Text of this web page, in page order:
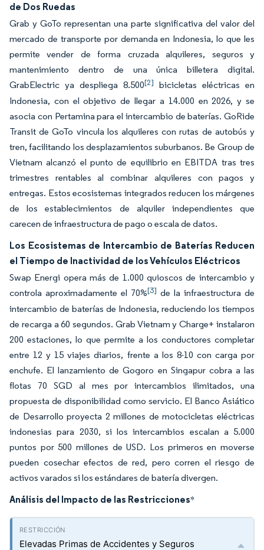
de Dos Ruedas
Grab y GoTo representan una parte significativa del valor del
mercado de transporte por demanda en Indonesia, lo que les
permite vender de forma cruzada alquileres, seguros y
mantenimiento dentro de una única billetera digital.
GrabElectric ya despliega 8.500[2] bicicletas eléctricas en
Indonesia, con el objetivo de llegar a 14.000 en 2026, y se
asocia con Pertamina para el intercambio de baterías. GoRide
Transit de GoTo vincula los alquileres con rutas de autobús y
tren, facilitando los desplazamientos suburbanos. Be Group de
Vietnam alcanzó el punto de equilibrio en EBITDA tras tres
trimestres rentables al combinar alquileres con pagos y
entregas. Estos ecosistemas integrados reducen los márgenes
de los establecimientos de alquiler independientes que
carecen de infraestructura de pago o escala de datos.
Los Ecosistemas de Intercambio de Baterías Reducen
el Tiempo de Inactividad de los Vehículos Eléctricos
Swap Energi opera más de 1.000 quioscos de intercambio y
controla aproximadamente el 70%[3] de la infraestructura de
intercambio de baterías de Indonesia, reduciendo los tiempos
de recarga a 60 segundos. Grab Vietnam y Charge+ instalaron
200 estaciones, lo que permite a los conductores completar
entre 12 y 15 viajes diarios, frente a los 8-10 con carga por
enchufe. El lanzamiento de Gogoro en Singapur cobra a las
flotas 70 SGD al mes por intercambios ilimitados, una
propuesta de disponibilidad como servicio. El Banco Asiático
de Desarrollo proyecta 2 millones de motocicletas eléctricas
indonesias para 2030, si los intercambios escalan a 5.000
puntos por 500 millones de USD. Los primeros en moverse
pueden cosechar efectos de red, pero corren el riesgo de
activos varados si los estándares de batería divergen.
Análisis del Impacto de las Restricciones*
Elevadas Primas de Accidentes y Seguros